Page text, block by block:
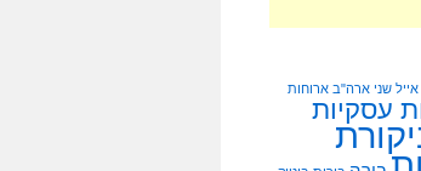
אייל שני ארה"ב ארוחות
עסקיות